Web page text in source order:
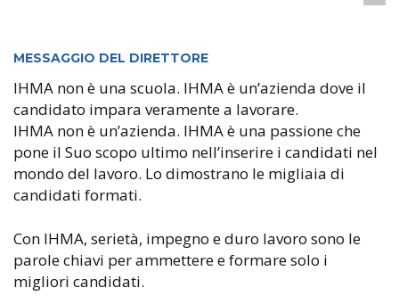
MESSAGGIO DEL DIRETTORE
IHMA non è una scuola. IHMA è un’azienda dove il
candidato impara veramente a lavorare.
IHMA non è un’azienda. IHMA è una passione che
pone il Suo scopo ultimo nell’inserire i candidati nel
mondo del lavoro. Lo dimostrano le migliaia di
candidati formati.
Con IHMA, serietà, impegno e duro lavoro sono le
parole chiavi per ammettere e formare solo i
migliori candidati.